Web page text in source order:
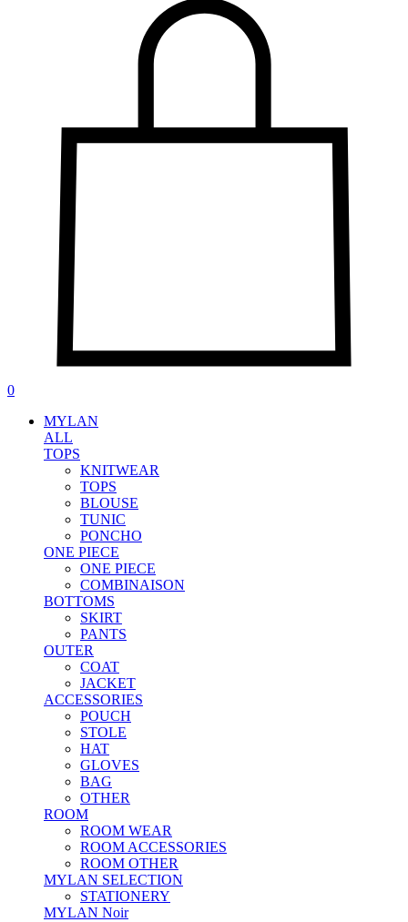
0
MYLAN
ALL
TOPS
KNITWEAR
TOPS
BLOUSE
TUNIC
PONCHO
ONE PIECE
ONE PIECE
COMBINAISON
BOTTOMS
SKIRT
PANTS
OUTER
COAT
JACKET
ACCESSORIES
POUCH
STOLE
HAT
GLOVES
BAG
OTHER
ROOM
ROOM WEAR
ROOM ACCESSORIES
ROOM OTHER
MYLAN SELECTION
STATIONERY
MYLAN Noir